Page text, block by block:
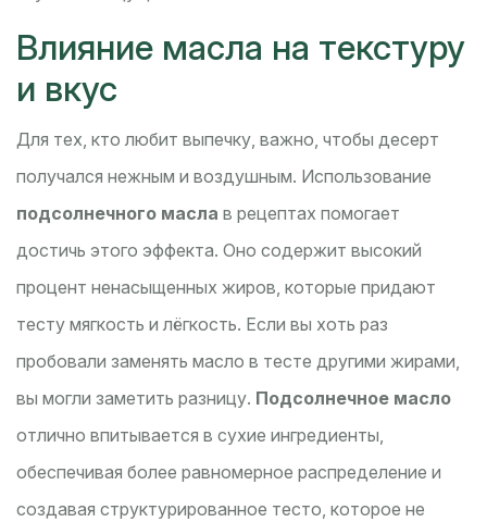
Влияние масла на текстуру
и вкус
Для тех, кто любит выпечку, важно, чтобы десерт
получался нежным и воздушным. Использование
подсолнечного масла в рецептах помогает
достичь этого эффекта. Оно содержит высокий
процент ненасыщенных жиров, которые придают
тесту мягкость и лёгкость. Если вы хоть раз
пробовали заменять масло в тесте другими жирами,
вы могли заметить разницу. Подсолнечное масло
отлично впитывается в сухие ингредиенты,
обеспечивая более равномерное распределение и
создавая структурированное тесто, которое не